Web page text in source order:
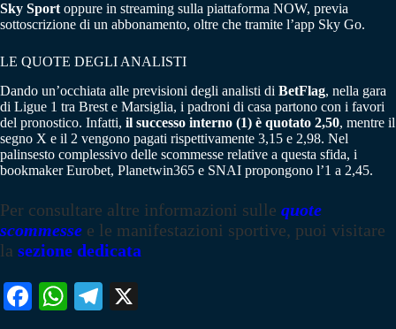
Sky Sport oppure in streaming sulla piattaforma NOW, previa
sottoscrizione di un abbonamento, oltre che tramite l’app Sky Go.
LE QUOTE DEGLI ANALISTI
Dando un’occhiata alle previsioni degli analisti di BetFlag, nella gara
di Ligue 1 tra Brest e Marsiglia, i padroni di casa partono con i favori
del pronostico. Infatti, il successo interno (1) è quotato 2,50, mentre il
segno X e il 2 vengono pagati rispettivamente 3,15 e 2,98. Nel
palinsesto complessivo delle scommesse relative a questa sfida, i
bookmaker Eurobet, Planetwin365 e SNAI propongono l’1 a 2,45.
Per consultare altre informazioni sulle quote
scommesse e le manifestazioni sportive, puoi visitare
la sezione dedicata
Fa W
Te